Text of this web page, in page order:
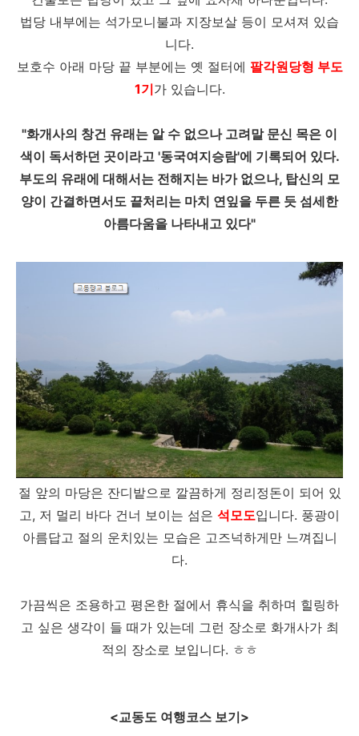
법당 내부에는 석가모니불과 지장보살 등이 모셔져 있습
니다.
보호수 아래 마당 끝 부분에는 옛 절터에 팔각원당형 부도
1기가 있습니다.
"화개사의 창건 유래는 알 수 없으나 고려말 문신 목은 이
색이 독서하던 곳이라고 '동국여지승람'에 기록되어 있다.
부도의 유래에 대해서는 전해지는 바가 없으나, 탑신의 모
양이 간결하면서도 끝처리는 마치 연잎을 두른 듯 섬세한
아름다움을 나타내고 있다"
절 앞의 마당은 잔디밭으로 깔끔하게 정리정돈이 되어 있
고, 저 멀리 바다 건너 보이는 섬은 석모도입니다. 풍광이
아름답고 절의 운치있는 모습은 고즈넉하게만 느껴집니
다.
가끔씩은 조용하고 평온한 절에서 휴식을 취하며 힐링하
고 싶은 생각이 들 때가 있는데 그런 장소로 화개사가 최
적의 장소로 보입니다. ㅎㅎ
<교동도 여행코스 보기>